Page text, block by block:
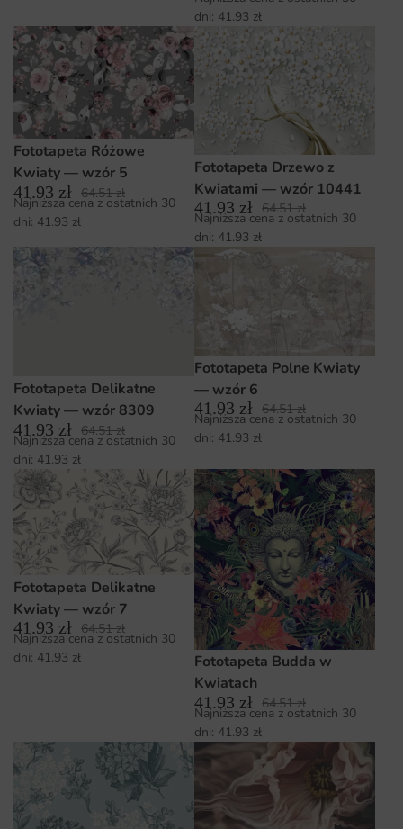
dni: 41.93 zł
Fototapeta Różowe
Kwiaty — wzór 5
41.93 zł 64.51zł
Najniższa cena z ostatnich 30
dni: 41.93 zł
Fototapeta Drzewo z
Kwiatami — wzór 10441
41.93 zł 64.51zł
Najniższa cena z ostatnich 30
dni: 41.93 zł
Fototapeta Delikatne
Kwiaty — wzór 8309
41.93 zł 64.51zł
Najniższa cena z ostatnich 30
dni: 41.93 zł
Fototapeta Polne Kwiaty
— wzór 6
41.93 zł 64.51zł
Najniższa cena z ostatnich 30
dni: 41.93 zł
Fototapeta Delikatne
Kwiaty — wzór 7
41.93 zł 64.51zł
Najniższa cena z ostatnich 30
dni: 41.93 zł
Fototapeta Budda w
Kwiatach
41.93 zł 64.51zł
Najniższa cena z ostatnich 30
dni: 41.93 zł